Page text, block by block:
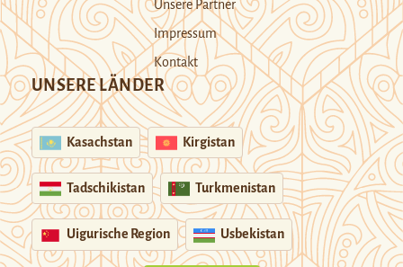
Unsere Partner
Impressum
Kontakt
UNSERE LÄNDER
Kasachstan Kirgistan
Tadschikistan Turkmenistan
Uigurische Region Usbekistan